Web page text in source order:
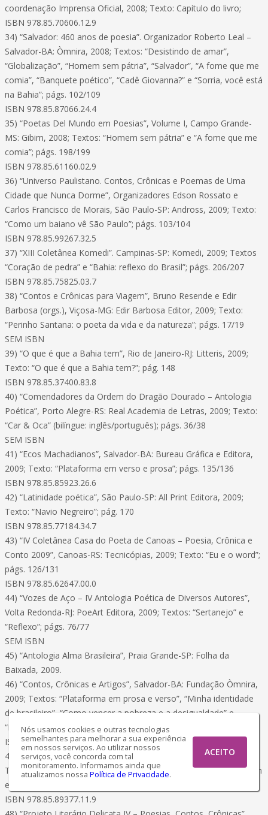
Nós usamos cookies e outras tecnologias
semelhantes para melhorar a sua experiência
em nossos serviços. Ao utilizar nossos
serviços, você concorda com tal
monitoramento. Informamos ainda que
atualizamos nossa Política de Privacidade.
ACEITO
coordenação Imprensa Oficial, 2008; Texto: Capítulo do livro;
ISBN 978.85.70606.12.9
34) “Salvador: 460 anos de poesia”. Organizador Roberto Leal –
Salvador-BA: Òmnira, 2008; Textos: “Desistindo de amar”,
“Globalização”, “Homem sem pátria”, “Salvador”, “A fome que me
comia”, “Banquete poético”, “Cadê Giovanna?” e “Sorria, você está
na Bahia”; págs. 102/109
ISBN 978.85.87066.24.4
35) “Poetas Del Mundo em Poesias”, Volume I, Campo Grande-
MS: Gibim, 2008; Textos: “Homem sem pátria” e “A fome que me
comia”; págs. 198/199
ISBN 978.85.61160.02.9
36) “Universo Paulistano. Contos, Crônicas e Poemas de Uma
Cidade que Nunca Dorme”, Organizadores Edson Rossato e
Carlos Francisco de Morais, São Paulo-SP: Andross, 2009; Texto:
“Como um baiano vê São Paulo”; págs. 103/104
ISBN 978.85.99267.32.5
37) “XIII Coletânea Komedi”. Campinas-SP: Komedi, 2009; Textos
“Coração de pedra” e “Bahia: reflexo do Brasil”; págs. 206/207
ISBN 978.85.75825.03.7
38) “Contos e Crônicas para Viagem”, Bruno Resende e Edir
Barbosa (orgs.), Viçosa-MG: Edir Barbosa Editor, 2009; Texto:
“Perinho Santana: o poeta da vida e da natureza”; págs. 17/19
SEM ISBN
39) “O que é que a Bahia tem”, Rio de Janeiro-RJ: Litteris, 2009;
Texto: “O que é que a Bahia tem?”; pág. 148
ISBN 978.85.37400.83.8
40) “Comendadores da Ordem do Dragão Dourado – Antologia
Poética”, Porto Alegre-RS: Real Academia de Letras, 2009; Texto:
“Car & Oca” (bilíngue: inglês/português); págs. 36/38
SEM ISBN
41) “Ecos Machadianos”, Salvador-BA: Bureau Gráfica e Editora,
2009; Texto: “Plataforma em verso e prosa”; págs. 135/136
ISBN 978.85.85923.26.6
42) “Latinidade poética”, São Paulo-SP: All Print Editora, 2009;
Texto: “Navio Negreiro”; pág. 170
ISBN 978.85.77184.34.7
43) “IV Coletânea Casa do Poeta de Canoas – Poesia, Crônica e
Conto 2009”, Canoas-RS: Tecnicópias, 2009; Texto: “Eu e o word”;
págs. 126/131
ISBN 978.85.62647.00.0
44) “Vozes de Aço – IV Antologia Poética de Diversos Autores”,
Volta Redonda-RJ: PoeArt Editora, 2009; Textos: “Sertanejo” e
“Reflexo”; págs. 76/77
SEM ISBN
45) “Antologia Alma Brasileira”, Praia Grande-SP: Folha da
Baixada, 2009.
46) “Contos, Crônicas e Artigos”, Salvador-BA: Fundação Òmnira,
2009; Textos: “Plataforma em prosa e verso”, “Minha identidade
de brasileiro”, “Como vencer a pobreza e a desigualdade” e
“Resistência do povo negro do Calabar”; págs. 69/78
ISBN 978.85.87066.26.8
47) “Antologia Literária Cidade”, Belém-PA: L&A Editores, 2009;
Textos: “Eu navegante”, “Droga de vida”, “Sertanejo” e “Amor com
ela”; págs. 101/104
ISBN 978.85.89377.11.9